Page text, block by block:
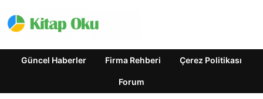
Güncel Haberler Firma Rehberi Çerez Politikası
Forum